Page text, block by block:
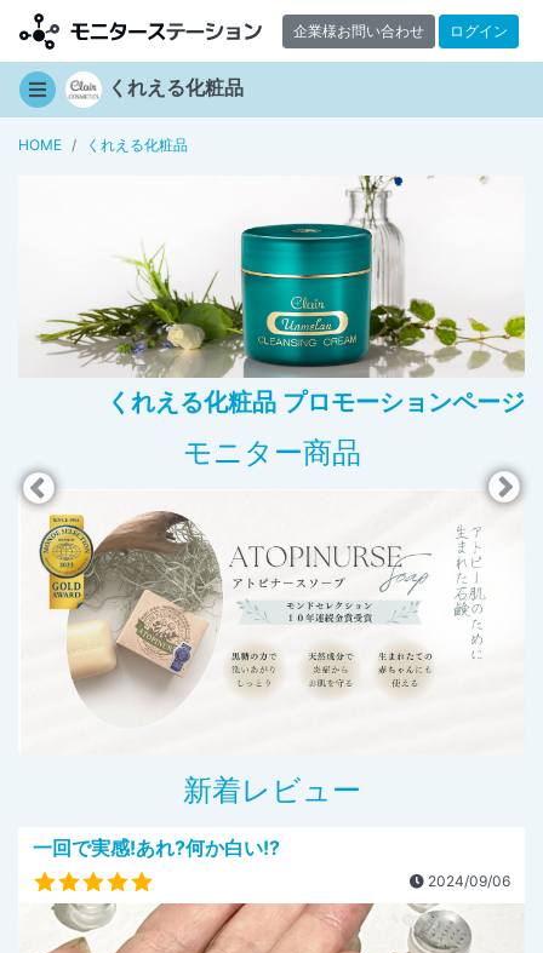
企業様お問い合わせ ログイン
くれえる化粧品
HOME くれえる化粧品
くれえる化粧品 プロモーションページ
モニター商品
新着レビュー
一回で実感!あれ?何か白い!?
2024/09/06